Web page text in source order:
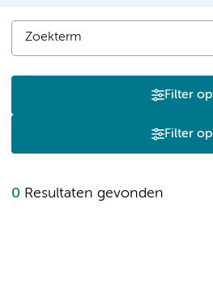
Filter op
Filter op
0 Resultaten gevonden